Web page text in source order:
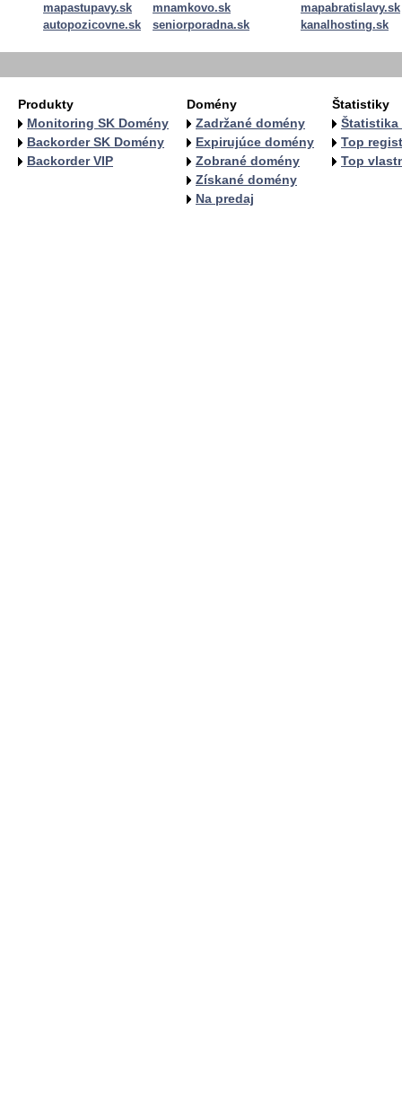
mapastupavy.sk
mnamkovo.sk
mapabratislavy.sk
autopozicovne.sk
seniorporadna.sk kanalhosting.sk
Produkty
Monitoring SK Domény
Backorder SK Domény
Backorder VIP
Domény
Zadržané domény
Expirujúce domény
Zobrané domény
Získané domény
Na predaj
Štatistiky
Štatistika
Top
Top